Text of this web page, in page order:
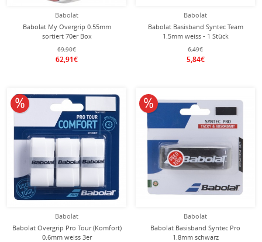
Babolat
Babolat My Overgrip 0.55mm
sortiert 70er Box
69,90€
62,91€
Babolat
Babolat Basisband Syntec Team
1.5mm weiss - 1 Stück
6,49€
5,84€
Babolat
Babolat Overgrip Pro Tour (Komfort)
0.6mm weiss 3er
10% reduziert
Babolat
Babolat Basisband Syntec Pro
1.8mm schwarz
10% reduziert